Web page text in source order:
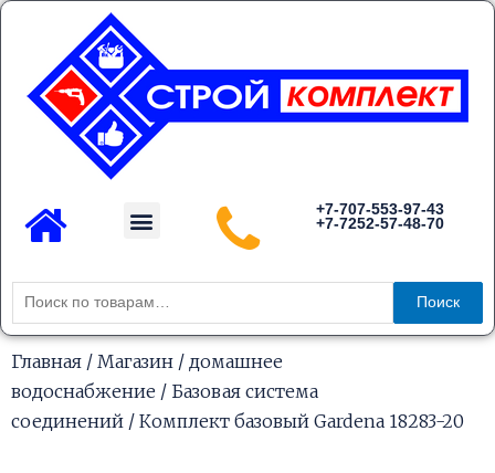
Перейти
содержимому
Menu
+7-707-553-97-43
+7-7252-57-48-70
Искать:
Поиск
Главная / Магазин / домашнее
водоснабжение / Базовая система
соединений / Комплект базовый Gardena 18283-20